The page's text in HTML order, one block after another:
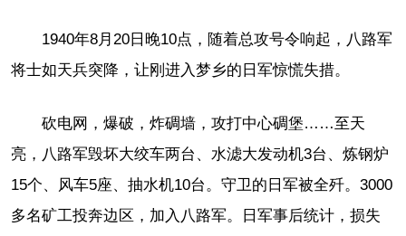
1940年8月20日晚10点，随着总攻号令响起，八路军
将士如天兵突降，让刚进入梦乡的日军惊慌失措。
砍电网，爆破，炸碉墙，攻打中心碉堡……至天
亮，八路军毁坏大绞车两台、水滤大发动机3台、炼钢炉
15个、风车5座、抽水机10台。守卫的日军被全歼。3000
多名矿工投奔边区，加入八路军。日军事后统计，损失